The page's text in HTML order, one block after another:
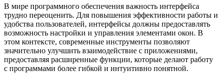
В мире программного обеспечения важность интерфейса
трудно переоценить. Для повышения эффективности работы и
удобства пользователей, интерфейсы должны предоставлять
возможность настройки и управления элементами окон. В
этом контексте, современные инструменты позволяют
значительно улучшить взаимодействие с приложениями,
предоставляя расширенные функции, которые делают работу
с программами более гибкой и интуитивно понятной.